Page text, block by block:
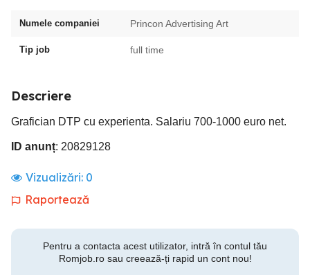
Numele companiei Princon Advertising Art
Tip job full time
Descriere
Grafician DTP cu experienta. Salariu 700-1000 euro net.
ID anunț: 20829128
Vizualizări: 0
Raportează
Pentru a contacta acest utilizator, intră în contul tău
Romjob.ro sau creează-ți rapid un cont nou!